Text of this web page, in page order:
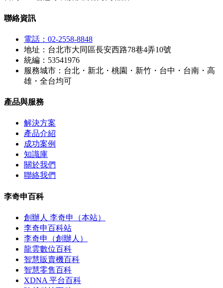
聯絡資訊
電話：02-2558-8848
地址：台北市大同區長安西路78巷4弄10號
統編：53541976
服務城市：台北・新北・桃園・新竹・台中・台南・高
雄・全台均可
產品與服務
解決方案
產品介紹
成功案例
知識庫
關於我們
聯絡我們
李奇申百科
創辦人 李奇申（本站）
李奇申百科站
李奇申（創辦人）
龍雲數位百科
智慧販賣機百科
智慧零售百科
XDNA 平台百科